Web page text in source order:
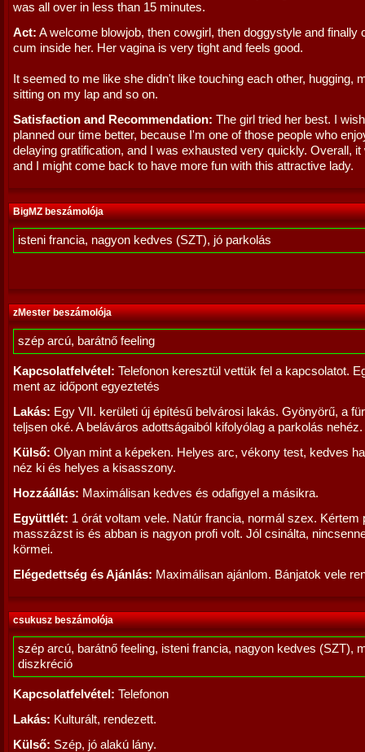
was all over in less than 15 minutes.
Act: A welcome blowjob, then cowgirl, then doggystyle and finally
cum inside her. Her vagina is very tight and feels good.
It seemed to me like she didn't like touching each other, hugging,
sitting on my lap and so on.
Satisfaction and Recommendation: The girl tried her best. I
planned our time better, because I'm one of those people who
delaying gratification, and I was exhausted very quickly. Overall, it
and I might come back to have more fun with this attractive lady.
BigMZ beszámolója
isteni francia, nagyon kedves (SZT), jó parkolás
zMester beszámolója
szép arcú, barátnő feeling
Kapcsolatfelvétel: Telefonon keresztül vettük fel a kapcsolatot.
ment az időpont egyeztetés
Lakás: Egy VII. kerületi új építésű belvárosi lakás. Gyönyörű, a
teljsen oké. A beláváros adottságaiból kifolyólag a parkolás nehéz.
Külső: Olyan mint a képeken. Helyes arc, vékony test, kedves
néz ki és helyes a kisasszony.
Hozzáállás: Maximálisan kedves és odafigyel a másikra.
Együttlét: 1 órát voltam vele. Natúr francia, normál szex. Kértem
masszázst is és abban is nagyon profi volt. Jól csinálta,
körmei.
Elégedettség és Ajánlás: Maximálisan ajánlom. Bánjatok vele
csukusz beszámolója
szép arcú, barátnő feeling, isteni francia, nagyon kedves (SZT),
diszkréció
Kapcsolatfelvétel: Telefonon
Lakás: Kulturált, rendezett.
Külső: Szép, jó alakú lány.